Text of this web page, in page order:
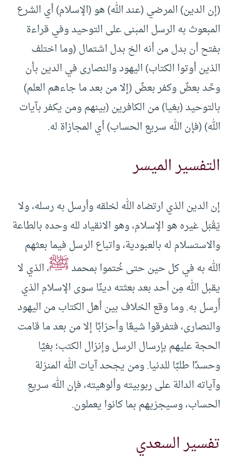
(إن الدين) المرضي (عند الله) هو (الإسلام) أي الشرع
المبعوث به الرسل المبنى على التوحيد وفي قراءة
بفتح أن بدل من أنه الخ بدل اشتمال (وما اختلف
الذين أوتوا الكتاب) اليهود والنصارى في الدين بأن
وحَّد بعضٌ وكفر بعضٌ (إلا من بعد ما جاءهم العلم)
بالتوحيد (بغيا) من الكافرين (بينهم ومن يكفر بآيات
الله) (فإن الله سريع الحساب) أي المجازاة له.
التفسير الميسر
إن الدين الذي ارتضاه الله لخلقه وأرسل به رسله، ولا
يَقْبَل غيره هو الإسلام، وهو الانقياد لله وحده بالطاعة
والاستسلام له بالعبودية، واتباع الرسل فيما بعثهم
الله به في كل حين حتى خُتموا بمحمدﷺ، الذي لا
يقبل الله مِن أحد بعد بعثته دينًا سوى الإسلام الذي
أُرسل به. وما وقع الخلاف بين أهل الكتاب من اليهود
والنصارى، فتفرقوا شيعًا وأحزابًا إلا من بعد ما قامت
الحجة عليهم بإرسال الرسل وإنزال الكتب؛ بغيًا
وحسدًا طلبًا للدنيا. ومن يجحد آيات الله المنزلة
وآياته الدالة على ربوبيته وألوهيته، فإن الله سريع
الحساب، وسيجزيهم بما كانوا يعملون.
تفسير السعدي